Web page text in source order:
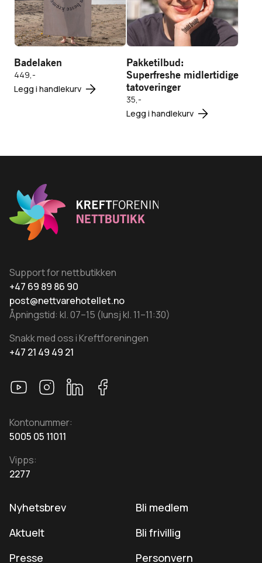
Badelaken
449,-
Legg i handlekurv
449,-
handlekurv
Pakketilbud:
Superfreshe midlertidige
tatoveringer
35,-
Legg i handlekurv
35,-
handlekurv
Support for nettbutikken
+47 69 89 86 90
post@nettvarehotellet.no
Åpningstid: kl. 07–15 (lunsj kl. 11–11:30)
Snakk med oss i Kreftforeningen
+47 21 49 49 21
Kontonummer:
5005 05 11011
Vipps:
2277
Nyhetsbrev
Aktuelt
Presse
Bli medlem
Bli frivillig
Personvern